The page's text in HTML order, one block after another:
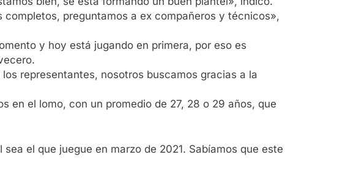
preguntamos a ex compañeros y técnicos»,
y hoy está jugando en primera, por eso es
representantes, nosotros buscamos gracias a la
en el lomo, con un promedio de 27, 28 o 29 años, que
el que juegue en marzo de 2021. Sabíamos que este